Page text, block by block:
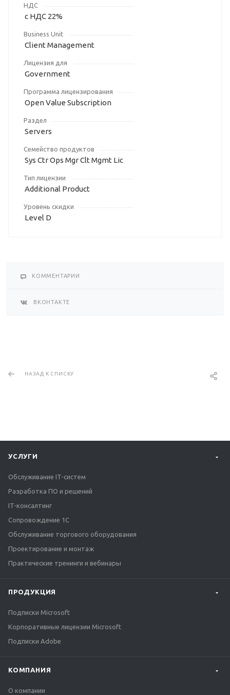
НДС
с НДС 22%
Business Unit
Client Management
Лицензия для
Government
Программа лицензирования
Open Value Subscription
Раздел
Servers
Семейство продуктов
Sys Ctr Ops Mgr Clt Mgmt Lic
Тип лицензии
Additional Product
Уровень скидки
Level D
КОММЕНТАРИИ
ВКОНТАКТЕ
НАЗАД К СПИСКУ
УСЛУГИ
Обслуживание IT-систем
Разработка ПО и решений
IT-консалтинг
Сопровождение 1С
Обслуживание торгового оборудования
Проектирование и монтаж
Практические тренинги и вебинары
ПРОДУКЦИЯ
Подписки Microsoft
Корпоративные лицензии Microsoft
Подписки Adobe
КОМПАНИЯ
О компании